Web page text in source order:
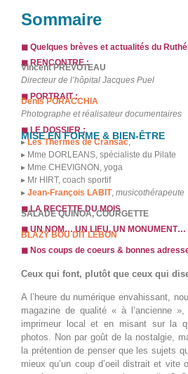
Sommaire
◼︎ Quelques brèves et actualités du
◼︎ RENCONTRE :
Vincent PREVOTEAU
Directeur de l’hôpital Jacques Puel
◼︎ PORTRAIT :
Denis PORACCHIA
Photographe et réalisateur documentaires
◼︎ LE DOSSIER :
MISE EN FORME & BIEN-ÊTRE
▸Les Thermes de Cransac,
▸ Mme DORLEANS, spécialiste du Pilate
▸ Mme CHEVIGNON, yoga
▸ Mr HIRT, coach sportif
▸ Jean-François LABIT, musicothérapeute
◼︎ LA RECETTE DU MOIS
SALADE QUINOA, COURGETTE
◼︎ UN NOM… UN LIEU, UN MONUMENT…
BLAZY BOU DIT LEBON
◼︎ Nos coups de coeurs & bonnes
Ceux qui font, plutôt que ceux qui
A l’heure du numérique envahissant,
magazine de qualité « à l’ancienne
imprimeur local et en misant sur la
photos. Non par goût de la nostalgie,
la prétention de penser que les sujets
mieux qu’un coup d’oeil distrait et vite